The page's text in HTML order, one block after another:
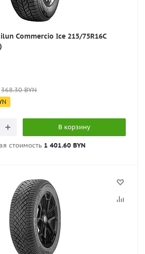
Commercio Ice 215/75R16C
368.30BYN
В корзину
стоимость 1 401.60 BYN